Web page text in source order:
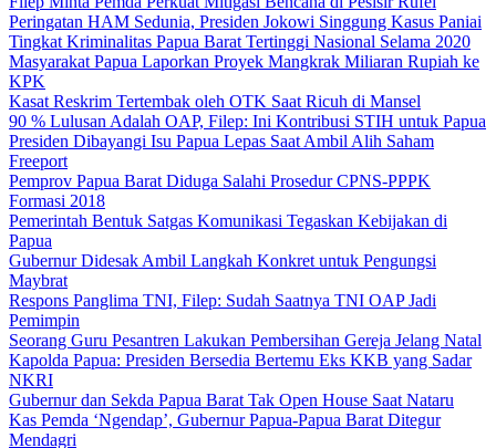
Peringatan HAM Sedunia, Presiden Jokowi Singgung Kasus Paniai
Tingkat Kriminalitas Papua Barat Tertinggi Nasional Selama 2020
Masyarakat Papua Laporkan Proyek Mangkrak Miliaran Rupiah ke
KPK
Kasat Reskrim Tertembak oleh OTK Saat Ricuh di Mansel
90 % Lulusan Adalah OAP, Filep: Ini Kontribusi STIH untuk Papua
Presiden Dibayangi Isu Papua Lepas Saat Ambil Alih Saham
Freeport
Pemprov Papua Barat Diduga Salahi Prosedur CPNS-PPPK
Formasi 2018
Pemerintah Bentuk Satgas Komunikasi Tegaskan Kebijakan di
Papua
Gubernur Didesak Ambil Langkah Konkret untuk Pengungsi
Maybrat
Respons Panglima TNI, Filep: Sudah Saatnya TNI OAP Jadi
Pemimpin
Seorang Guru Pesantren Lakukan Pembersihan Gereja Jelang Natal
Kapolda Papua: Presiden Bersedia Bertemu Eks KKB yang Sadar
NKRI
Gubernur dan Sekda Papua Barat Tak Open House Saat Nataru
Kas Pemda ‘Ngendap’, Gubernur Papua-Papua Barat Ditegur
Mendagri